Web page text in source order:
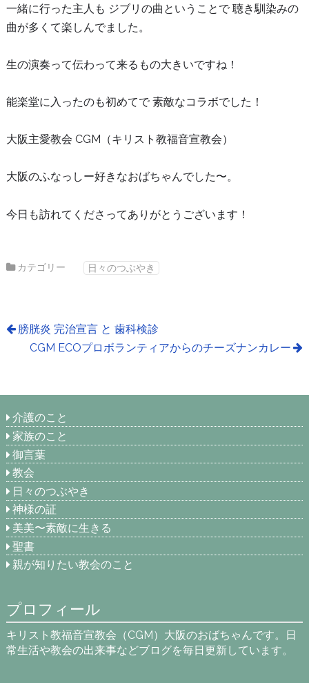
一緒に行った主人も ジブリの曲ということで 聴き馴染みの
曲が多くて楽しんでました。
生の演奏って伝わって来るもの大きいですね！
能楽堂に入ったのも初めてで 素敵なコラボでした！
大阪主愛教会 CGM（キリスト教福音宣教会）
大阪のふなっしー好きなおばちゃんでした〜。
今日も訪れてくださってありがとうございます！
カテゴリー 日々のつぶやき
膀胱炎 完治宣言 と 歯科検診
CGM ECOプロボランティアからのチーズナンカレー
介護のこと
家族のこと
御言葉
教会
日々のつぶやき
神様の証
美美〜素敵に生きる
聖書
親が知りたい教会のこと
プロフィール
キリスト教福音宣教会（CGM）大阪のおばちゃんです。日
常生活や教会の出来事などブログを毎日更新しています。